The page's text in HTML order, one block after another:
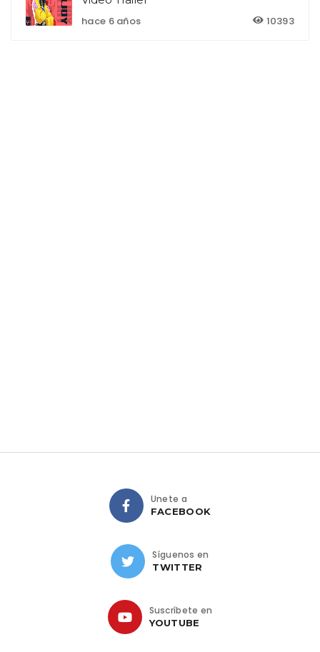
hace 6 años
10393
Únete a
FACEBOOK
Síguenos en
TWITTER
Suscríbete en
YOUTUBE